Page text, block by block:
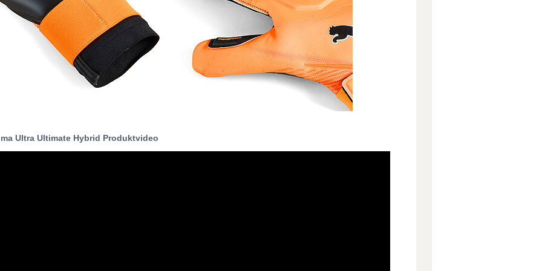
Ultra Ultimate Hybrid Produktvideo